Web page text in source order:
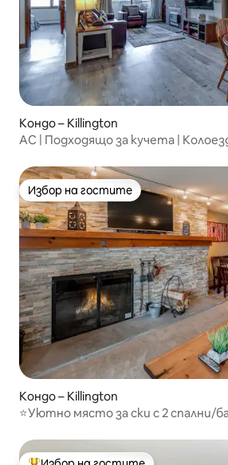
Кондо – Killington
AC | Подходящо за кучета |
Избор на гостите
Избор на гостите
Кондо – Killington
⭐️Уютно място за ски с 2 спални/